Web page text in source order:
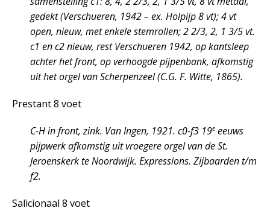
gedekt (Verschueren, 1942 – ex. Holpijp 8 vt); 4 vt
open, nieuw, met enkele stemrollen; 2 2/3, 2, 1 3/5 vt.
c1 en c2 nieuw, rest Verschueren 1942, op kantsleep
achter het front, op verhoogde pijpenbank, afkomstig
uit het orgel van Scherpenzeel (C.G. F. Witte, 1865).
Prestant 8 voet
C-H in front, zink. Van Ingen, 1921. c0-f3 19e eeuws
pijpwerk afkomstig uit vroegere orgel van de St.
Jeroenskerk te Noordwijk. Expressions. Zijbaarden t/m
f2.
Salicionaal 8 voet